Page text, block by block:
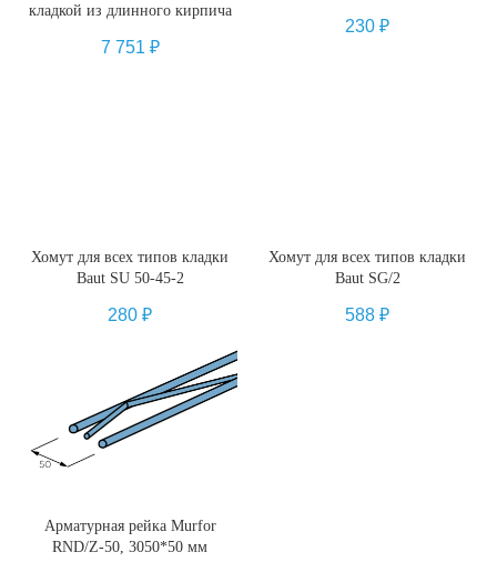
кладкой из длинного кирпича
7 751 ₽
230 ₽
Хомут для всех типов кладки
Baut SU 50-45-2
280 ₽
Хомут для всех типов кладки
Baut SG/2
588 ₽
Арматурная рейка Murfor
RND/Z-50, 3050*50 мм